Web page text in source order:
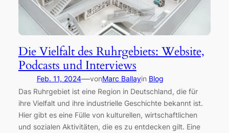
Die Vielfalt des Ruhrgebiets: Website,
Podcasts und Interviews
Feb. 11, 2024—vonMarc Ballayin Blog
Das Ruhrgebiet ist eine Region in Deutschland, die für
ihre Vielfalt und ihre industrielle Geschichte bekannt ist.
Hier gibt es eine Fülle von kulturellen, wirtschaftlichen
und sozialen Aktivitäten, die es zu entdecken gilt. Eine